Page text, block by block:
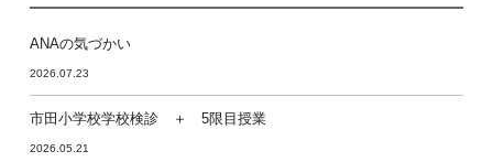
ANAの気づかい
2026.07.23
市田小学校学校検診 ＋ 5限目授業
2026.05.21